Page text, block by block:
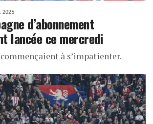
2025
d’abonnement
lancée ce mercredi
à s’impatienter.